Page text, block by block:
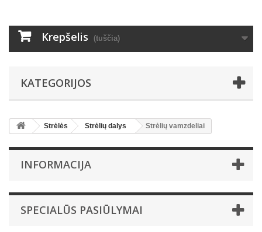
Krepšelis (tuščia)
KATEGORIJOS
Strėlės Strėlių dalys Strėlių vamzdeliai
INFORMACIJA
SPECIALŪS PASIŪLYMAI